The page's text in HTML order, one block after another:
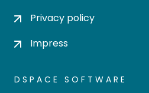
Privacy policy
Impress
DSPACE SOFTWARE